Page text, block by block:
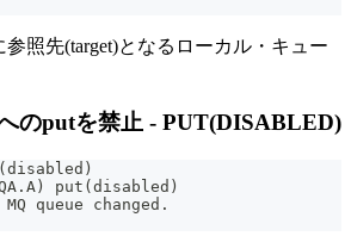
照先(target)となるローカル・キュー
のputを禁止 - PUT(DISABLED)
put(disabled)
MQ queue changed.